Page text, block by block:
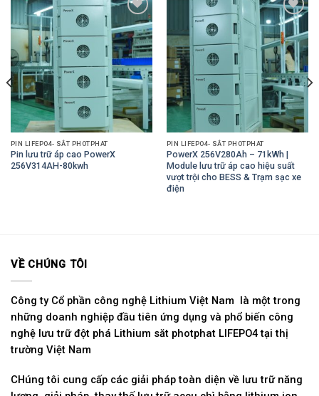
Add to
Wishlist
PIN LIFEPO4- SẮT PHOTPHAT
Pin lưu trữ áp cao PowerX
256V314AH-80kwh
Add to
Wishlist
PIN LIFEPO4- SẮT PHOTPHAT
PowerX 256V280Ah – 71kWh |
Module lưu trữ áp cao hiệu suất
vượt trội cho BESS & Trạm sạc xe
điện
VỀ CHÚNG TÔI
Công ty Cổ phần công nghệ Lithium Việt Nam là một trong
những doanh nghiệp đầu tiên ứng dụng và phổ biến công
nghệ lưu trữ đột phá Lithium săt photphat LIFEPO4 tại thị
trường Việt Nam
CHúng tôi cung cấp các giải pháp toàn diện về lưu trữ năng